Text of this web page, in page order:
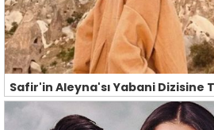
Safir'in Aleyna'sı Yabani Dizisine